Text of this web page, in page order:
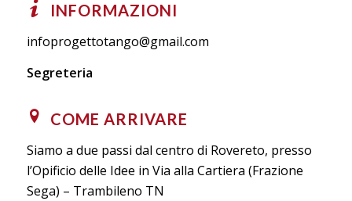
INFORMAZIONI
infoprogettotango@gmail.com
Segreteria
COME ARRIVARE
Siamo a due passi dal centro di Rovereto, presso
l’Opificio delle Idee in Via alla Cartiera (Frazione
Sega) – Trambileno TN